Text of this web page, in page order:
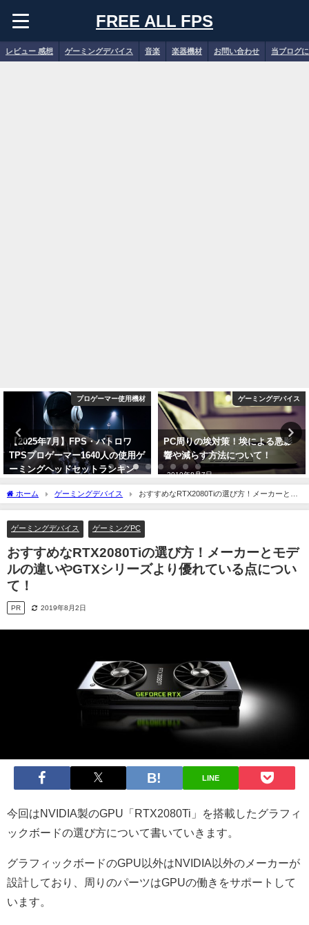
FREE ALL FPS
レビュー 感想 ゲーミングデバイス 音楽 楽器機材 お問い合わせ 当ブログ
プロゲーマー使用機材
【2025年7月】FPS・バトロワ
TPSプロゲーマー1640人の使用ゲ
ーミングヘッドセットランキン
グ！人気メーカーとモデルを紹
介！
ゲーミングデバイス
PC周りの埃対策！埃による悪影
響や減らす方法について！
2019年8月7日
ホーム ゲーミングデバイス
おすすめなRTX2080Tiの選び方！メーカーとモ
デルの違いやGTXシリーズより優れている点について！
ゲーミングデバイス ゲーミングPC
おすすめなRTX2080Tiの選び方！メーカーとモデ
ルの違いやGTXシリーズより優れている点につい
て！
PR 2019年8月2日
LINE
今回はNVIDIA製のGPU「RTX2080Ti」を搭載したグラフィ
ックボードの選び方について書いていきます。
グラフィックボードのGPU以外はNVIDIA以外のメーカーが
設計しており、周りのパーツはGPUの働きをサポートして
います。